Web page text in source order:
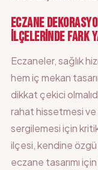
ECZANE
İLÇELERINDE FARK
Eczaneler, sağlık
hem iç mekan
dikkat çekici
rahat hissetmesi
sergilemesi için
ilçesi, kendine özgü
eczane tasarımı